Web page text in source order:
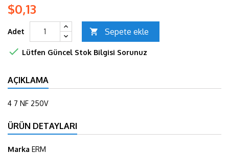
$0,13
Adet  Sepete ekle
 Lütfen Güncel Stok Bilgisi Sorunuz
AÇIKLAMA
4 7 NF 250V
ÜRÜN DETAYLARI
Marka ERM